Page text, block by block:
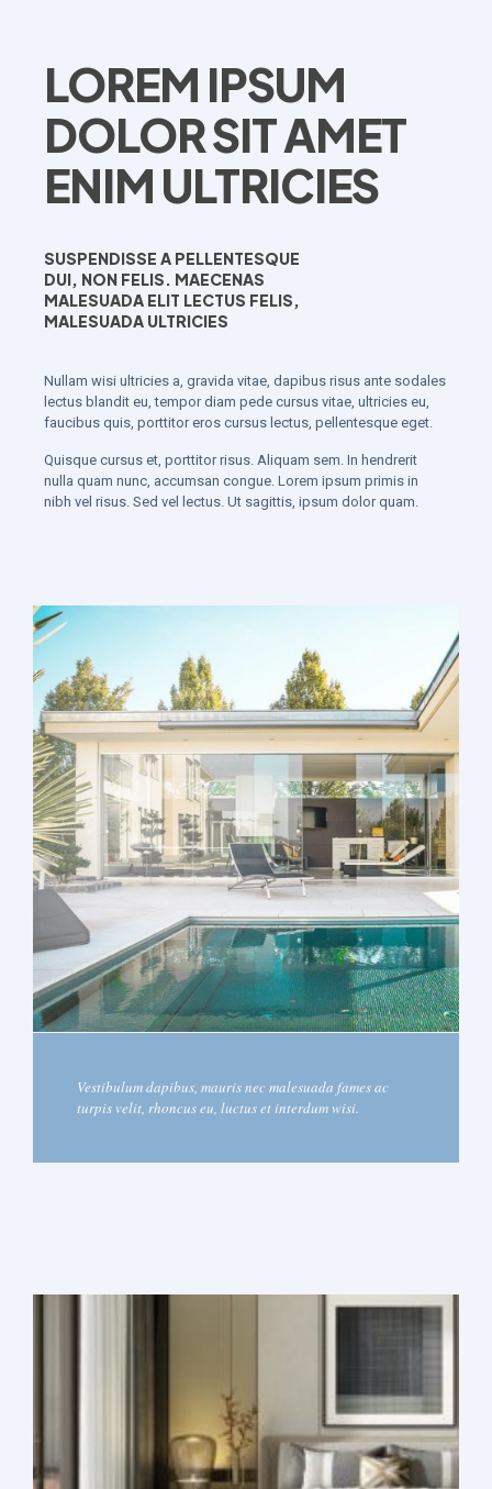
LOREM IPSUM
DOLOR SIT AMET
ENIM ULTRICIES
SUSPENDISSE A PELLENTESQUE
DUI, NON FELIS. MAECENAS
MALESUADA ELIT LECTUS FELIS,
MALESUADA ULTRICIES
Nullam wisi ultricies a, gravida vitae, dapibus risus ante sodales
lectus blandit eu, tempor diam pede cursus vitae, ultricies eu,
faucibus quis, porttitor eros cursus lectus, pellentesque eget.
Quisque cursus et, porttitor risus. Aliquam sem. In hendrerit
nulla quam nunc, accumsan congue. Lorem ipsum primis in
nibh vel risus. Sed vel lectus. Ut sagittis, ipsum dolor quam.
Vestibulum dapibus, mauris nec malesuada fames ac
turpis velit, rhoncus eu, luctus et interdum wisi.